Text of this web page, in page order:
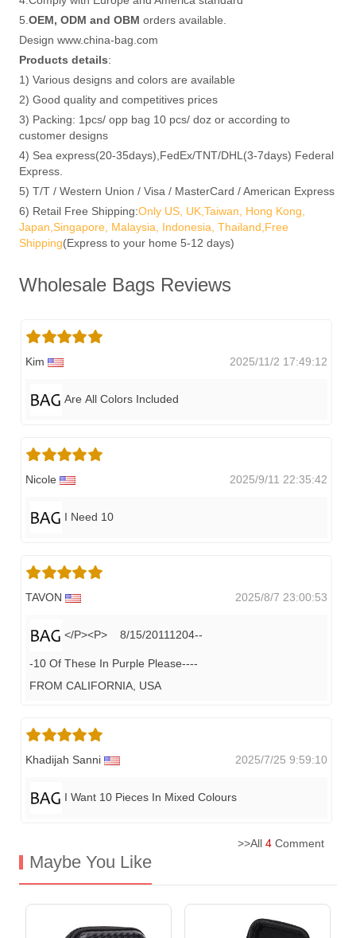
5. OEM, ODM and OBM orders available.
Design www.china-bag.com
Products details:
1) Various designs and colors are available
2) Good quality and competitives prices
3) Packing: 1pcs/ opp bag 10 pcs/ doz or according to
customer designs
4) Sea express(20-35days),FedEx/TNT/DHL(3-7days) Federal
Express.
5) T/T / Western Union / Visa / MasterCard / American Express
6) Retail Free Shipping:Only US, UK,Taiwan, Hong Kong,
Japan,Singapore, Malaysia, Indonesia, Thailand,Free
Shipping(Express to your home 5-12 days)
Wholesale Bags Reviews
Kim 2025/11/2 17:49:12
Are All Colors Included
Nicole 2025/9/11 22:35:42
I Need 10
TAVON 2025/8/7 23:00:53
</P><P> 8/15/20111204--
-10 Of These In Purple Please----
FROM CALIFORNIA, USA
Khadijah Sanni 2025/7/25 9:59:10
I Want 10 Pieces In Mixed Colours
>>All 4 Comment
Maybe You Like